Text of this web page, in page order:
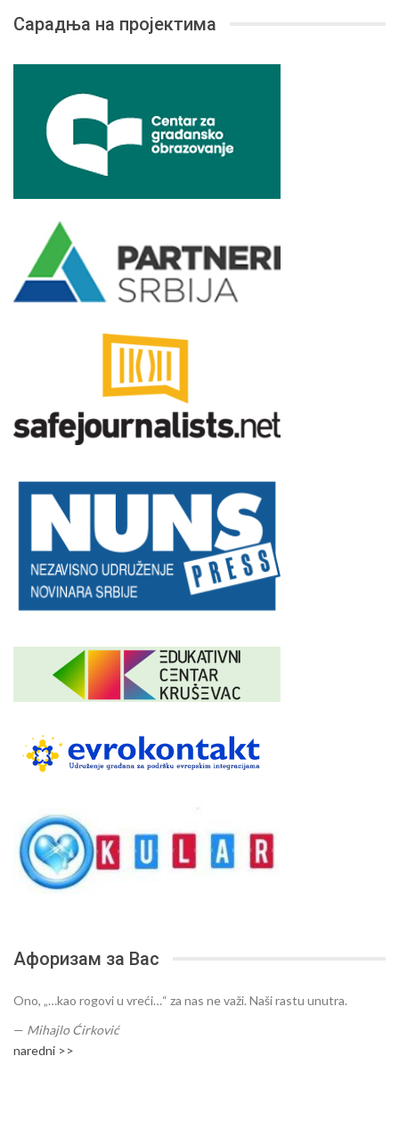
Сарадња на пројектима
Афоризам за Вас
Ono, „…kao rogovi u vreći…“ za nas ne važi. Naši rastu unutra.
— Mihajlo Ćirković
naredni >>